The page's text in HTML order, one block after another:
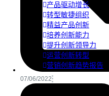
产品驱动增长
转型敏捷组织
精益产品创新
培养创新能力
提升创新领导力
运营创新转型
营销创新趋势报告
07/06/2022